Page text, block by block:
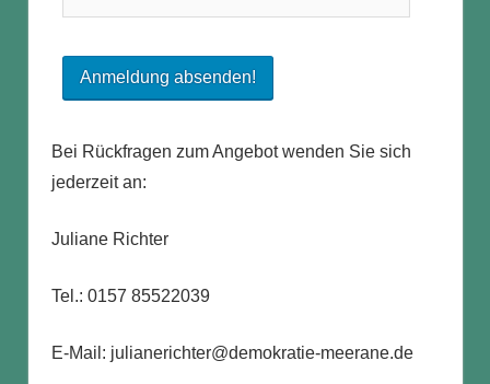
Bei Rückfragen zum Angebot wenden Sie sich
jederzeit an:
Juliane Richter
Tel.: 0157 85522039
E-Mail: julianerichter@demokratie-meerane.de